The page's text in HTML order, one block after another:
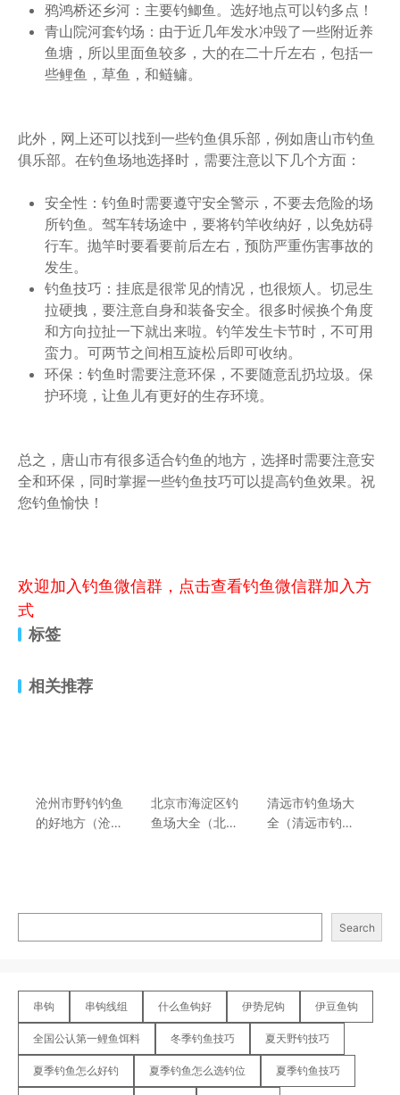
鸦鸿桥还乡河：主要钓鲫鱼。选好地点可以钓多点！
青山院河套钓场：由于近几年发水冲毁了一些附近养
鱼塘，所以里面鱼较多，大的在二十斤左右，包括一
些鲤鱼，草鱼，和鲢鳙。
此外，网上还可以找到一些钓鱼俱乐部，例如唐山市钓鱼
俱乐部。在钓鱼场地选择时，需要注意以下几个方面：
安全性：钓鱼时需要遵守安全警示，不要去危险的场
所钓鱼。驾车转场途中，要将钓竿收纳好，以免妨碍
行车。抛竿时要看要前后左右，预防严重伤害事故的
发生。
钓鱼技巧：挂底是很常见的情况，也很烦人。切忌生
拉硬拽，要注意自身和装备安全。很多时候换个角度
和方向拉扯一下就出来啦。钓竿发生卡节时，不可用
蛮力。可两节之间相互旋松后即可收纳。
环保：钓鱼时需要注意环保，不要随意乱扔垃圾。保
护环境，让鱼儿有更好的生存环境。
总之，唐山市有很多适合钓鱼的地方，选择时需要注意安
全和环保，同时掌握一些钓鱼技巧可以提高钓鱼效果。祝
您钓鱼愉快！
欢迎加入钓鱼微信群，点击查看钓鱼微信群加入方
式
标签
相关推荐
沧州市野钓钓鱼
的好地方（沧州
北京市海淀区钓
鱼场大全（北京
清远市钓鱼场大
全（清远市钓鱼
Search
串钩 串钩线组 什么鱼钩好 伊势尼钩 伊豆鱼钩
全国公认第一鲤鱼饵料 冬季钓鱼技巧 夏天野钓技巧
夏季钓鱼怎么好钓 夏季钓鱼怎么选钓位 夏季钓鱼技巧